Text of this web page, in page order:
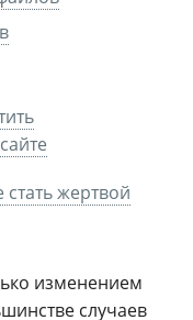
жертвой
изменением
случаев